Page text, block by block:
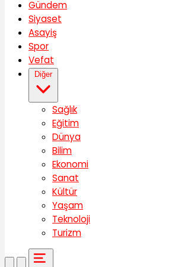
Gündem
Siyaset
Asayiş
Spor
Vefat
Diğer
Sağlık
Eğitim
Dünya
Bilim
Ekonomi
Sanat
Kültür
Yaşam
Teknoloji
Turizm